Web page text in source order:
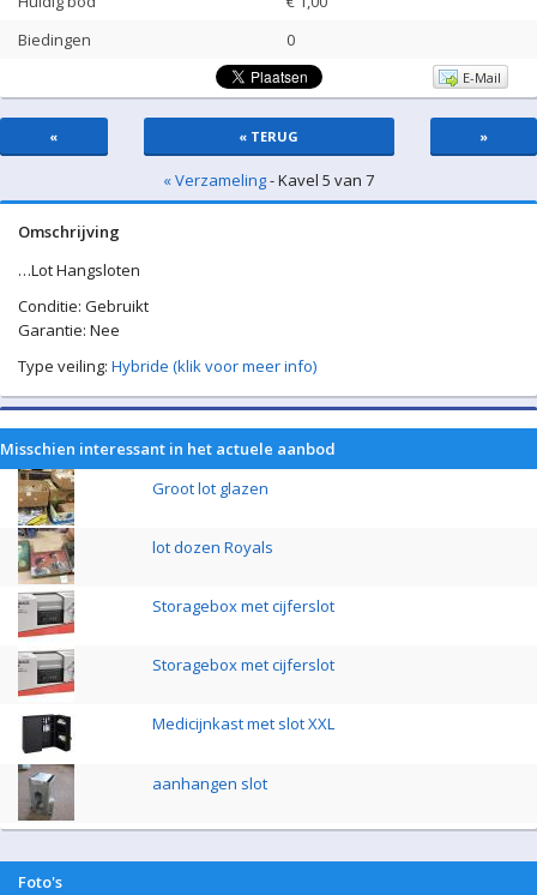
Biedingen
0
E-Mail
« « TERUG »
« Verzameling- Kavel 5 van 7
Omschrijving
…Lot Hangsloten
Conditie: Gebruikt
Garantie: Nee
Type veiling: Hybride (klik voor meer info)
Misschien interessant in het actuele aanbod
Groot lot glazen
lot dozen Royals
Storagebox met cijferslot
Storagebox met cijferslot
Medicijnkast met slot XXL
aanhangen slot
Foto's